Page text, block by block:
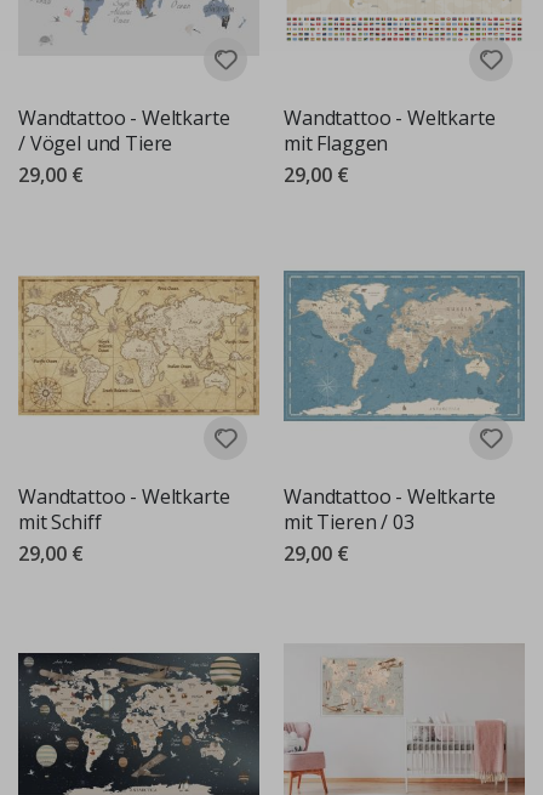
Wandtattoo - Weltkarte
/ Vögel und Tiere
29,00 €
Wandtattoo - Weltkarte
mit Flaggen
29,00 €
Wandtattoo - Weltkarte
mit Schiff
29,00 €
Wandtattoo - Weltkarte
mit Tieren / 03
29,00 €